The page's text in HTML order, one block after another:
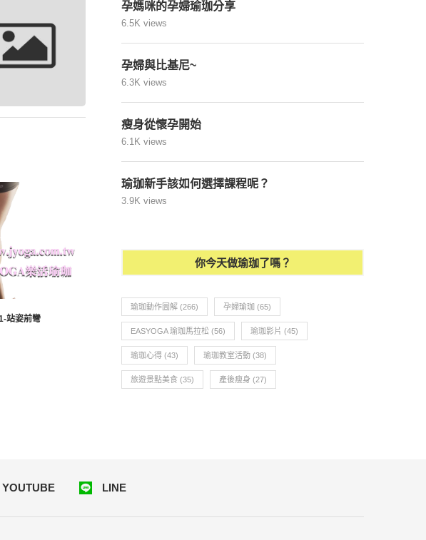
站姿前彎 瑜珈教學57-海豚式-腿部雕塑
孕媽咪的孕婦瑜珈分享
6.5K views
孕婦與比基尼~
6.3K views
瘦身從懷孕開始
6.1K views
瑜珈新手該如何選擇課程呢？
3.9K views
你今天做瑜珈了嗎？
瑜珈動作圖解 (266) 孕婦瑜珈 (65)
EASYOGA 瑜珈馬拉松 (56) 瑜珈影片 (45)
瑜珈心得 (43) 瑜珈教室活動 (38)
旅遊景點美食 (35) 產後瘦身 (27)
YOUTUBE LINE